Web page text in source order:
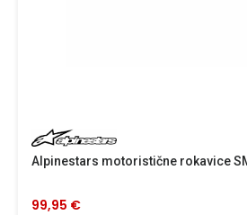
Alpinestars motoristične rokavice
99,95 €